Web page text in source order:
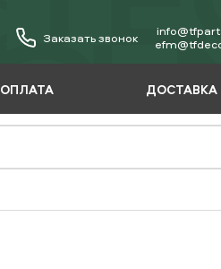
Заказать звонок
ОПЛАТА ДОСТАВКА